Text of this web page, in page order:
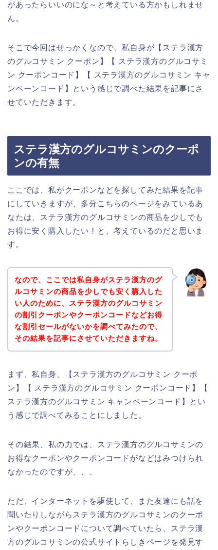
があったらいいのにな～と考えている方かもしれませ
ん。
そこで今回はせっかくなので、私自身が【ステラ漢方
のグルコサミン クーポン】【 ステラ漢方のグルコサミ
ン クーポンコード】【 ステラ漢方のグルコサミン キャ
ンペーンコード】という感じで調べた結果を記事にさ
せていただきます。
ステラ漢方のグルコサミンのクーポ
ンの有無
ここでは、私がクーポンなどを探してみた結果を記事
にしていきますが、多分こちらのページをみているあ
なたは、ステラ漢方のグルコサミンの商品を少しでも
お得に安く購入したい！と、考えているのだと思いま
す。
なので、ここでは私自身がステラ漢方のグ
ルコサミンの商品を少しでも安く購入した
い人のために、ステラ漢方のグルコサミン
の割引クーポンやクーポンコードなどお得
な割引セールがないかを調べてみたので、
その結果を記事にさせていただきますね。
まず、私自身、【ステラ漢方のグルコサミン クーポ
ン】【 ステラ漢方のグルコサミン クーポンコード】【
ステラ漢方のグルコサミン キャンペーンコード】とい
う感じで調べてみることにしました。
その結果、私の力では、ステラ漢方のグルコサミンの
お得なクーポンやクーポンコードがなどはみつけられ
なかったのですが、、、
ただ、インターネットを駆使して、また友達にも話を
聞いたりしながらステラ漢方のグルコサミンのクーポ
ンやクーポンコードについて調べていたら、ステラ漢
方のグルコサミンの公式サイトらしきページを発見す